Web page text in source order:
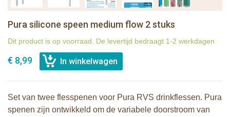
Pura silicone speen medium flow 2 stuks
Dit product is op voorraad. De levertijd bedraagt 1-2 werkdagen
€ 8,99
Set van twee flesspenen voor Pura RVS drinkflessen. Pura
spenen zijn ontwikkeld om de variabele doorstroom van